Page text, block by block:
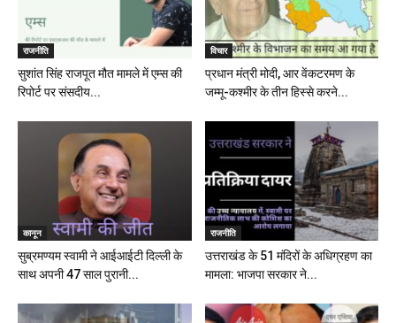
राजनीति
सुशांत सिंह राजपूत मौत मामले में एम्स की
रिपोर्ट पर संसदीय...
विचार
प्रधान मंत्री मोदी, आर वेंकटरमण के
जम्मू-कश्मीर के तीन हिस्से करने...
कानून
सुब्रमण्यम स्वामी ने आईआईटी दिल्ली के
साथ अपनी 47 साल पुरानी...
राजनीति
उत्तराखंड के 51 मंदिरों के अधिग्रहण का
मामला: भाजपा सरकार ने...